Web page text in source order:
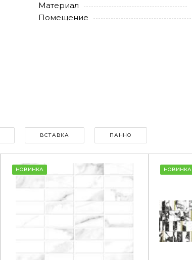
Материал
Помещение
ВСТАВКА ПАННО
НОВИНКА НОВИНКА